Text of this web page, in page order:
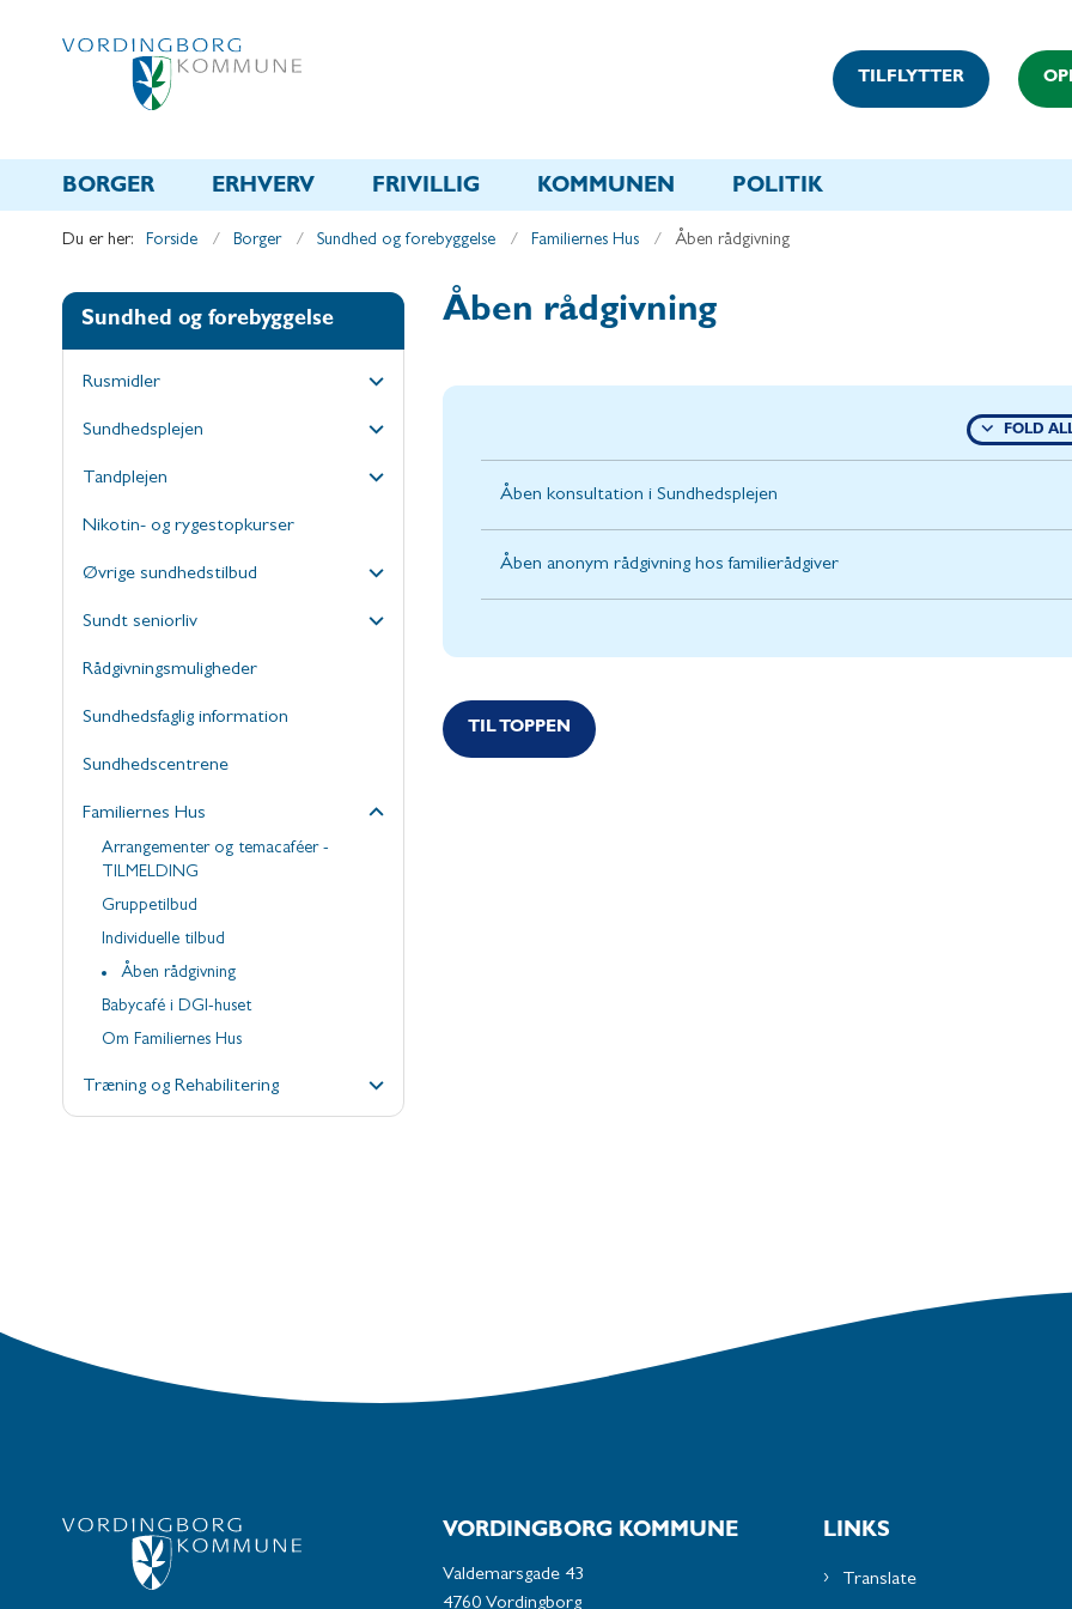
TILFLYTTER
BORGER ERHVERV FRIVILLIG KOMMUNEN POLITIK
Du er her: Forside Borger Sundhed og forebyggelse Familiernes Hus Åben rådgivning
Sundhed og forebyggelse
Rusmidler
Sundhedsplejen
Tandplejen
Nikotin- og rygestopkurser
Øvrige sundhedstilbud
Sundt seniorliv
Rådgivningsmuligheder
Sundhedsfaglig information
Sundhedscentrene
Familiernes Hus
Arrangementer og temacaféer -
TILMELDING
Gruppetilbud
Individuelle tilbud
Åben rådgivning
Babycafé i DGI-huset
Om Familiernes Hus
Træning og Rehabilitering
Åben rådgivning
FOLD
Åben konsultation i Sundhedsplejen
Åben anonym rådgivning hos familierådgiver
TIL TOPPEN
VORDINGBORG KOMMUNE
Valdemarsgade 43
4760 Vordingborg
LINKS
Translate